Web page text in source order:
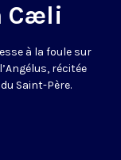
Cæli
à la foule sur
récitée
Saint-Père.